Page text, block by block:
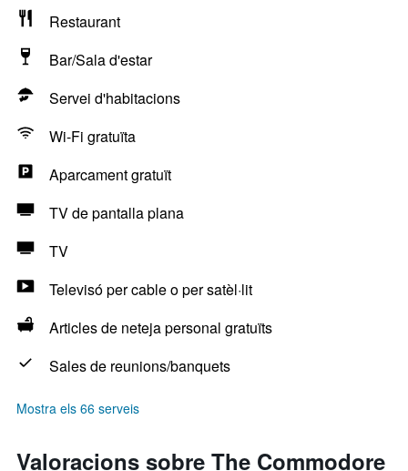
Restaurant
Bar/Sala d'estar
Servei d'habitacions
Wi-Fi gratuïta
Aparcament gratuït
TV de pantalla plana
TV
Televisó per cable o per satèl·lit
Articles de neteja personal gratuïts
Sales de reunions/banquets
Mostra els 66 serveis
Valoracions sobre The Commodore